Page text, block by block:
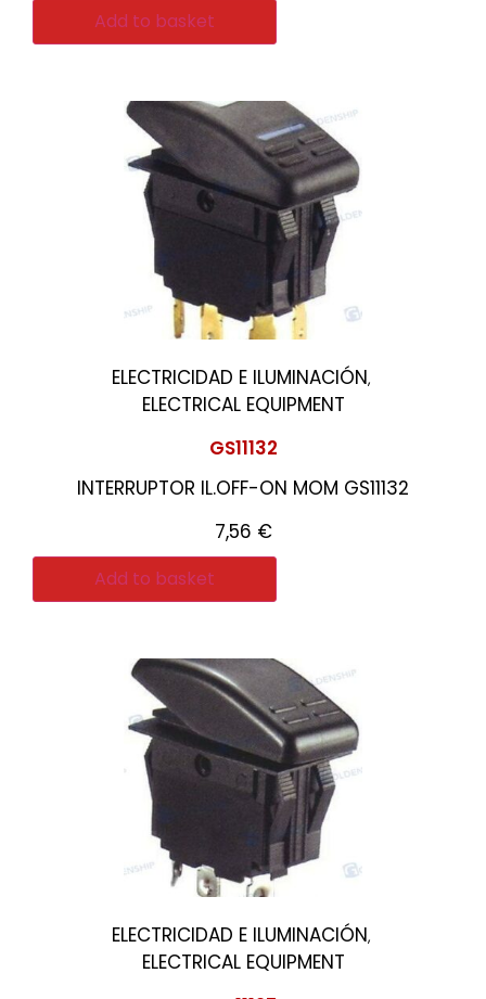
Add to basket
ELECTRICIDAD E ILUMINACIÓN,
ELECTRICAL EQUIPMENT
GS11132
INTERRUPTOR IL.OFF-ON MOM GS11132
7,56 €
Add to basket
ELECTRICIDAD E ILUMINACIÓN,
ELECTRICAL EQUIPMENT